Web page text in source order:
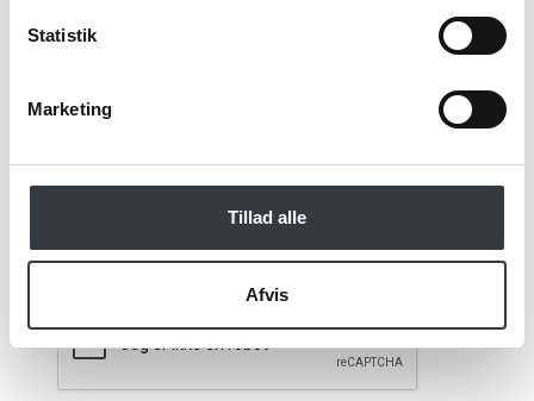
Statistik
Marketing
Tillad alle
Afvis
Jeg bekræfter at have læst TE & KAFFE